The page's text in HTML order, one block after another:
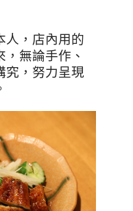
人，店內用的
無論手作、
究，努力呈現